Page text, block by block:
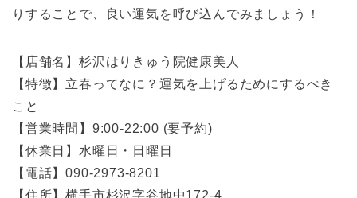
りすることで、良い運気を呼び込んでみましょう！
【店舗名】杉沢はりきゅう院健康美人
【特徴】立春ってなに？運気を上げるためにするべき
こと
【営業時間】9:00-22:00 (要予約)
【休業日】水曜日・日曜日
【電話】090-2973-8201